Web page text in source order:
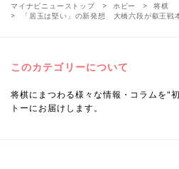
マイナビニューストップ ホビー
将棋
「居玉は堅い」の新発想 大橋六段が叡王戦
このカテゴリーについて
将棋にまつわる様々な情報・コラムを"
トーにお届けします。